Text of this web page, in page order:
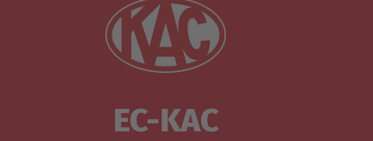
EC-KAC